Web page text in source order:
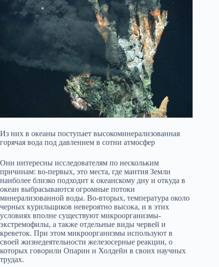
Из них в океаны поступает высокоминерализованная
горячая вода под давлением в сотни атмосфер
Они интересны исследователям по нескольким
причинам: во-первых, это места, где мантия Земли
наиболее близко подходит к океанскому дну и откуда в
океан выбрасываются огромные потоки
минерализованной воды. Во-вторых, температура около
черных курильщиков невероятно высока, и в этих
условиях вполне существуют микроорганизмы-
экстремофилы, а также отдельные виды червей и
креветок. При этом микроорганизмы используют в
своей жизнедеятельности железосерные реакции, о
которых говорили Опарин и Холдейн в своих научных
трудах.